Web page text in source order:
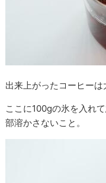
出来上がったコーヒーは
ここに100gの氷を入れ
部溶かさないこと。